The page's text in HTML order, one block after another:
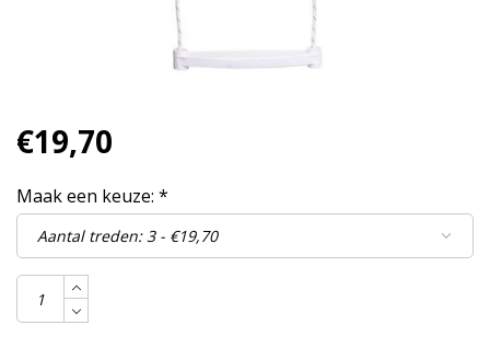
€19,70
Maak een keuze: *